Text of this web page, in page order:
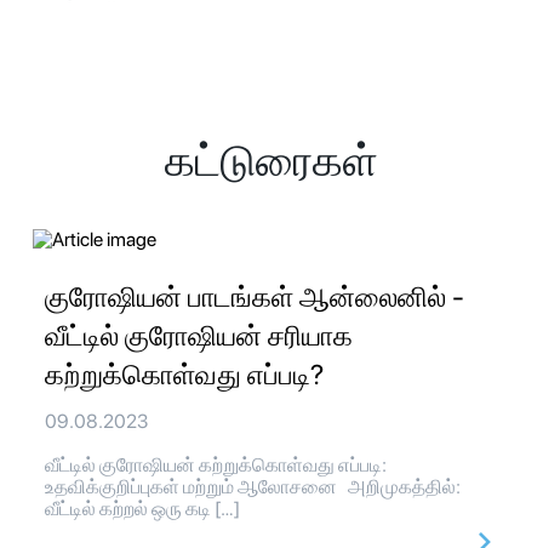
கட்டுரைகள்
குரோஷியன் பாடங்கள் ஆன்லைனில் -
வீட்டில் குரோஷியன் சரியாக
கற்றுக்கொள்வது எப்படி?
09.08.2023
வீட்டில் குரோஷியன் கற்றுக்கொள்வது எப்படி:
உதவிக்குறிப்புகள் மற்றும் ஆலோசனை அறிமுகத்தில்:
வீட்டில் கற்றல் ஒரு கடி […]